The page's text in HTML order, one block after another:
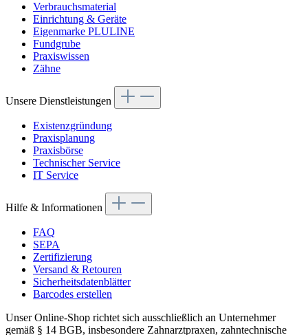
Verbrauchsmaterial
Einrichtung & Geräte
Eigenmarke PLULINE
Fundgrube
Praxiswissen
Zähne
Unsere Dienstleistungen
Existenzgründung
Praxisplanung
Praxisbörse
Technischer Service
IT Service
Hilfe & Informationen
FAQ
SEPA
Zertifizierung
Versand & Retouren
Sicherheitsdatenblätter
Barcodes erstellen
Unser Online-Shop richtet sich ausschließlich an Unternehmer
gemäß § 14 BGB, insbesondere Zahnarztpraxen, zahntechnische